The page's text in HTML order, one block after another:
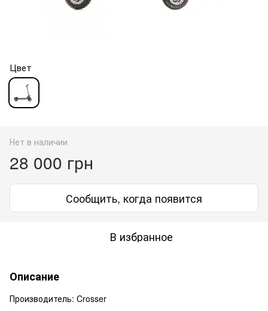
Цвет
Нет в наличии
28 000 грн
Сообщить, когда появится
В избранное
Описание
Производитель: Crosser